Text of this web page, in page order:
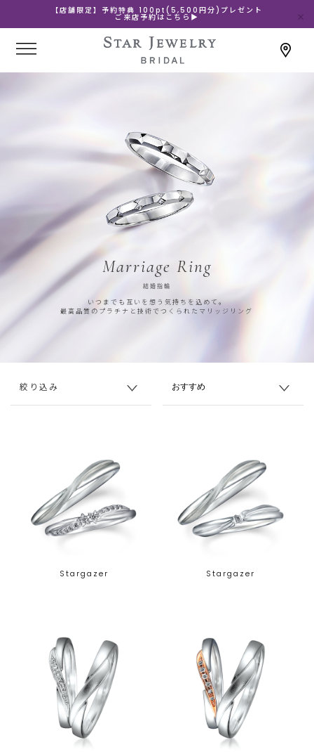
【店舗限定】予約特典 100pt(5,500円分)プレゼント
ご来店予約はこちら▶
Marriage Ring
結婚指輪
いつまでも互いを想う気持ちを込めて。
最高品質のプラチナと技術でつくられたマリッジリング
絞り込み
Stargazer Stargazer